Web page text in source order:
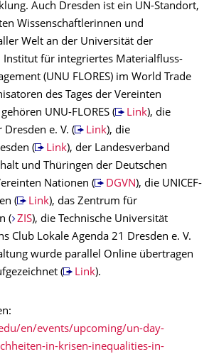
Auch Dresden ist ein UN-Standort,
Wissenschaftlerinnen und
Welt an der Universität der
Institut für integriertes Materialfluss-
(UNU FLORES) im World Trade
des Tages der Vereinten
UNU-FLORES (
Link), die
e. V. (
Link), die
(
Link), der Landesverband
und Thüringen der Deutschen
Nationen (
DGVN), die UNICEF-
(
Link), das Zentrum für
( ZIS), die Technische Universität
Club Lokale Agenda 21 Dresden e. V.
wurde parallel Online übertragen
(
Link).
en/events/upcoming/un-day-
in-krisen-inequalities-in-